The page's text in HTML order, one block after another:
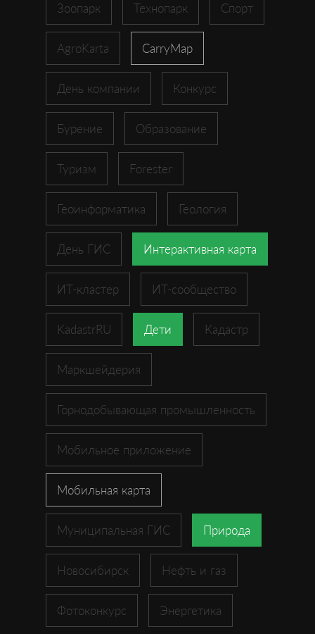
Зоопарк Технопарк Спорт
AgroKarta CarryMap
День компании Конкурс
Бурение Образование
Туризм Forester
Геоинформатика Геология
День ГИС Интерактивная карта
ИТ-кластер ИТ-сообщество
KadastrRU Дети Кадастр
Маркшейдерия
Горнодобывающая промышленность
Мобильное приложение
Мобильная карта
Муниципальная ГИС Природа
Новосибирск Нефть и газ
Фотоконкурс Энергетика